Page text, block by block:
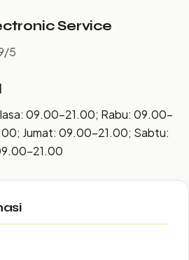
Service
5
09.00–21.00; Rabu: 09.00–
Jumat: 09.00–21.00; Sabtu: